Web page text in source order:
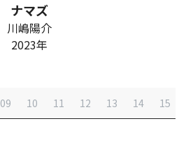
ナマズ
川嶋陽介
2023年
09 10 11 12 13 14 15